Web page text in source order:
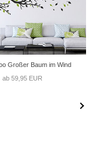
Großer Baum im Wind
ab 59,95 EUR